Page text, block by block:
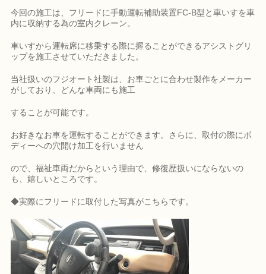
今回の施工は、フリードに手動運転補助装置FC-B型と車いすを車
内に収納する為の室内クレーン。
車いすから運転席に移乗する際に握ることができるアシストグリ
ップを施工させていただきました。
当社扱いのフジオート社製は、お車ごとに合わせ製作をメーカー
がしており、どんな車両にも施工
することが可能です。
お好きなお車を運転することができます。さらに、取付の際にボ
ディーへの穴開け加工を行いません
ので、福祉車両だからという理由で、修復歴扱いにならないの
も、嬉しいところです。
◆実際にフリードに取付した写真がこちらです。